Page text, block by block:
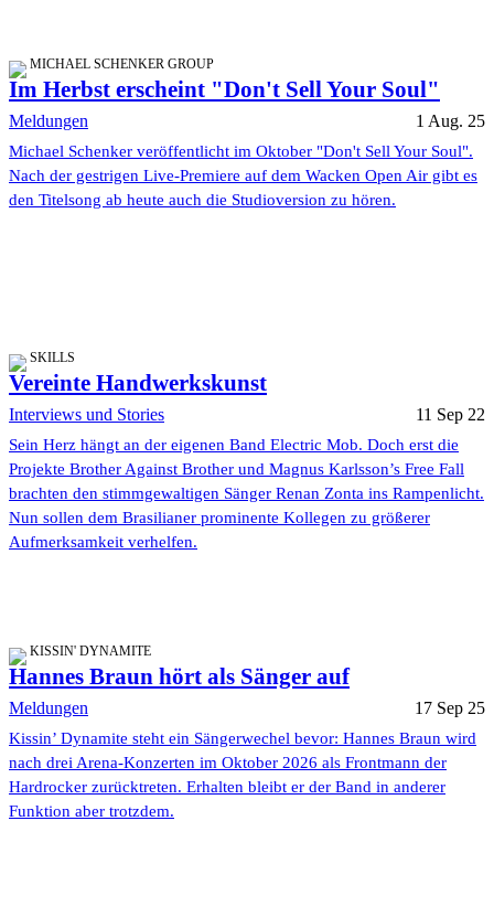
MICHAEL SCHENKER GROUP
Im Herbst erscheint "Don't Sell Your Soul"
Meldungen 1 Aug. 25
Michael Schenker veröffentlicht im Oktober "Don't Sell Your Soul".
Nach der gestrigen Live-Premiere auf dem Wacken Open Air gibt es
den Titelsong ab heute auch die Studioversion zu hören.
SKILLS
Vereinte Handwerkskunst
Interviews und Stories 11 Sep 22
Sein Herz hängt an der eigenen Band Electric Mob. Doch erst die
Projekte Brother Against Brother und Magnus Karlsson’s Free Fall
brachten den stimmgewaltigen Sänger Renan Zonta ins Rampenlicht.
Nun sollen dem Brasilianer prominente Kollegen zu größerer
Aufmerksamkeit verhelfen.
KISSIN' DYNAMITE
Hannes Braun hört als Sänger auf
Meldungen 17 Sep 25
Kissin’ Dynamite steht ein Sängerwechel bevor: Hannes Braun wird
nach drei Arena-Konzerten im Oktober 2026 als Frontmann der
Hardrocker zurücktreten. Erhalten bleibt er der Band in anderer
Funktion aber trotzdem.